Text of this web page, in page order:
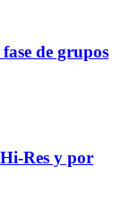
de grupos
Res y por